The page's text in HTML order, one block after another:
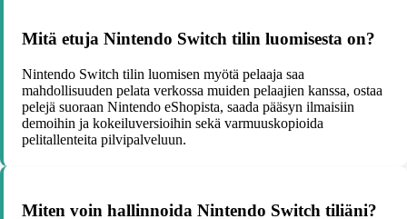
Mitä etuja Nintendo Switch tilin luomisesta on?
Nintendo Switch tilin luomisen myötä pelaaja saa
mahdollisuuden pelata verkossa muiden pelaajien kanssa, ostaa
pelejä suoraan Nintendo eShopista, saada pääsyn ilmaisiin
demoihin ja kokeiluversioihin sekä varmuuskopioida
pelitallenteita pilvipalveluun.
Miten voin hallinnoida Nintendo Switch tiliäni?